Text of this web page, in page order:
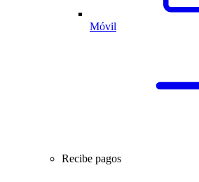
Móvil
Recibe pagos